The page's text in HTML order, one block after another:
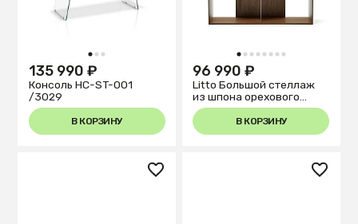
1 2 3
135 990 ₽
Консоль HC-ST-001
/3029
В КОРЗИНУ
1 2 3 4 5 6 7 8
96 990 ₽
Litto Большой стеллаж
из шпона орехового
дерева 101 x 38 см
В КОРЗИНУ